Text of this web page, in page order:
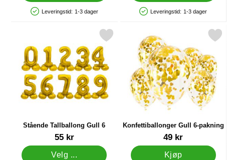
Produkttilgjengelighet: På lager
Leveringstid: 1-3 dager
Produkttilgjengelighet: På lager
Leveringstid: 1-3 dager
Stående Tallballong Gull 6
Varenummer 26626
55 kr
Velg ...
Merk stående Tallballong Gull 6 som favoritt
Konfettiballonger Gull 6-pakning
Varenummer 36682
49 kr
Kjøp
Merk konfettiballonger Gull